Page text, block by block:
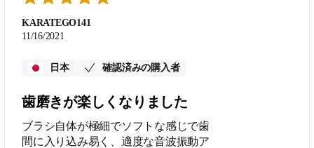
KARATEGO141
11/16/2021
日本 確認済みの購入者
歯磨きが楽しくなりました
ブラシ自体が極細でソフトな感じで歯
間に入り込み易く、適度な音波振動ア